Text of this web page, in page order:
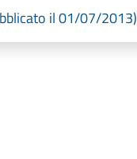
il 01/07/2013)